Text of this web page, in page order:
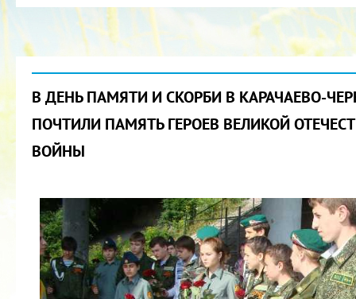
В ДЕНЬ ПАМЯТИ И СКОРБИ В КАРАЧАЕВО-
ПОЧТИЛИ ПАМЯТЬ ГЕРОЕВ ВЕЛИКОЙ
ВОЙНЫ
КУБОК ДРУЖБЫ